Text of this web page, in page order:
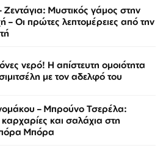
Ζεντάγια: Μυστικός γάμος στην
– Οι πρώτες λεπτομέρειες από την
νερό! Η απίστευτη ομοιότητα
με τον αδελφό του
– Μπρούνο Τσερέλα:
και σαλάχια στη
Μπόρα